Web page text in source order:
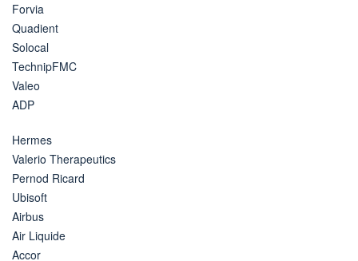
Forvia
Quadient
Solocal
TechnipFMC
Valeo
ADP
Hermes
Valerio Therapeutics
Pernod Ricard
Ubisoft
Airbus
Air Liquide
Accor